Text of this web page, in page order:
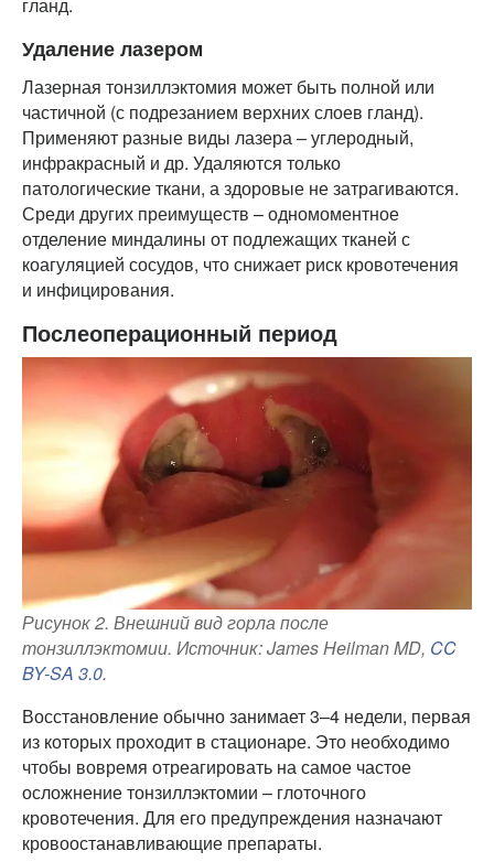
Удаление лазером
Лазерная тонзиллэктомия может быть полной или
частичной (с подрезанием верхних слоев гланд).
Применяют разные виды лазера – углеродный,
инфракрасный и др. Удаляются только
патологические ткани, а здоровые не затрагиваются.
Среди других преимуществ – одномоментное
отделение миндалины от подлежащих тканей с
коагуляцией сосудов, что снижает риск кровотечения
и инфицирования.
Послеоперационный период
Рисунок 2. Внешний вид горла после
тонзиллэктомии. Источник: James Heilman MD, CC
BY-SA 3.0.
Восстановление обычно занимает 3–4 недели, первая
из которых проходит в стационаре. Это необходимо
чтобы вовремя отреагировать на самое частое
осложнение тонзиллэктомии – глоточного
кровотечения. Для его предупреждения назначают
кровоостанавливающие препараты.